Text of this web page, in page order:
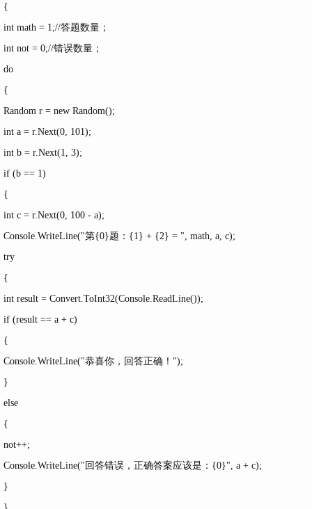
{
int math = 1;//答题数量；
int not = 0;//错误数量；
do
{
Random r = new Random();
int a = r.Next(0, 101);
int b = r.Next(1, 3);
if (b == 1)
{
int c = r.Next(0, 100 - a);
Console.WriteLine("第{0}题：{1} + {2} = ", math, a, c);
try
{
int result = Convert.ToInt32(Console.ReadLine());
if (result == a + c)
{
Console.WriteLine("恭喜你，回答正确！");
}
else
{
not++;
Console.WriteLine("回答错误，正确答案应该是：{0}", a + c);
}